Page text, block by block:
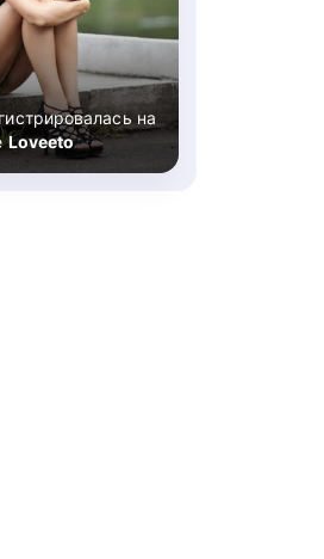
на
Loveeto